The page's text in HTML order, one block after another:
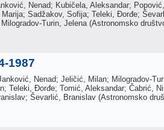
Nenad; Kubičela, Aleksandar;
Sadžakov, Sofija; Teleki, Đorđe;
Turin, Jelena (Astronomsko
1987
Nenad; Jeličić, Milan; Milogradov-
Teleki, Đorđe; Tomić, Aleksandar; Čabrić,
Ševarlić, Branislav (Astronomsko